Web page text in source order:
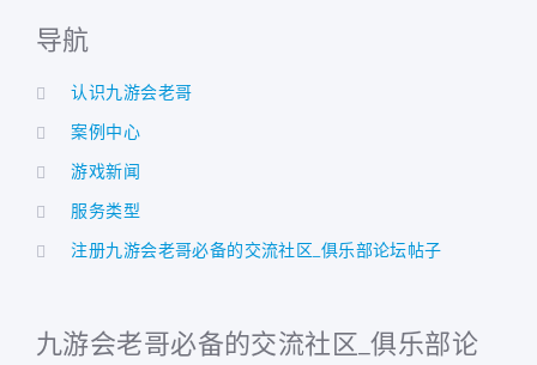
导航
认识九游会老哥
案例中心
游戏新闻
服务类型
注册九游会老哥必备的交流社区_俱乐部论坛帖子
九游会老哥必备的交流社区_俱乐部论